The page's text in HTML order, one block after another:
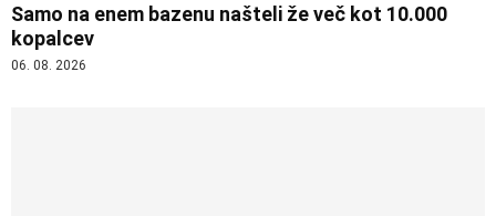
Samo na enem bazenu našteli že več kot 10.000
kopalcev
06. 08. 2026